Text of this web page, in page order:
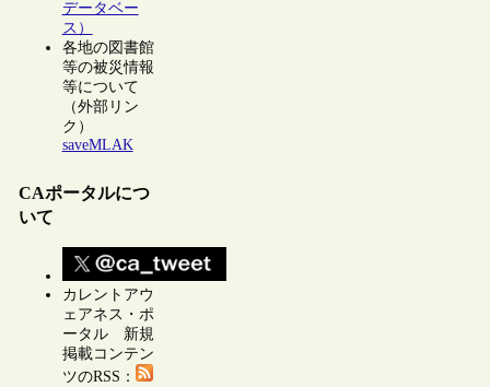
データベー
ス）
各地の図書館
等の被災情報
等について
（外部リン
ク）
saveMLAK
CAポータルにつ
いて
カレントアウ
ェアネス・ポ
ータル 新規
掲載コンテン
ツのRSS：